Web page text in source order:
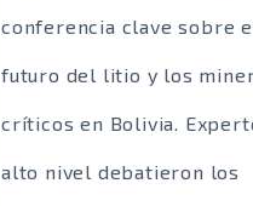
conferencia clave sobre
futuro del litio y los
críticos en Bolivia.
alto nivel debatieron los